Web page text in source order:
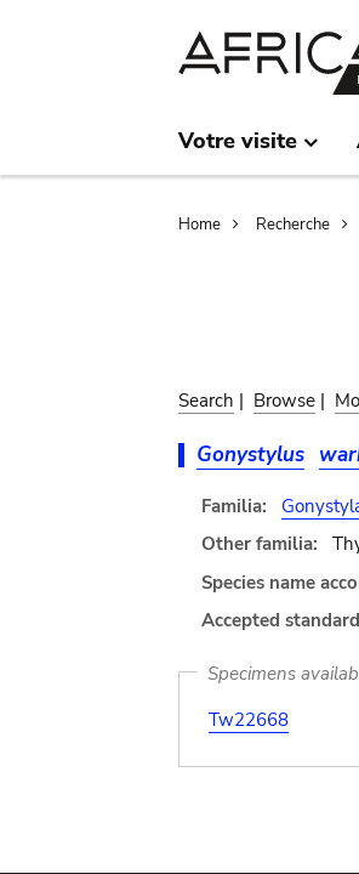
Votre visite
Home Recherche
Search | Browse |
Gonystylus
Familia:
Other familia:
Species name
Accepted
Specimens
Tw22668